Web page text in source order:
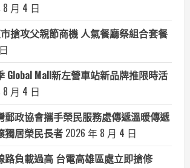
8 月 4 日
市搶攻父親節商機 人氣餐廳祭組合套餐
Global Mall新左營車站新品牌推限時活
8 月 4 日
郵政協會攜手榮民服務處傳遞溫暖傳遞
獨居榮民長者 2026 年 8 月 4 日
路負載過高 台電高雄區處立即搶修